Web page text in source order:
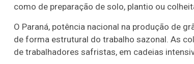
como de preparação de solo, plantio ou
O Paraná, potência nacional na produção de
de forma estrutural do trabalho sazonal. As
de trabalhadores safristas, em cadeias